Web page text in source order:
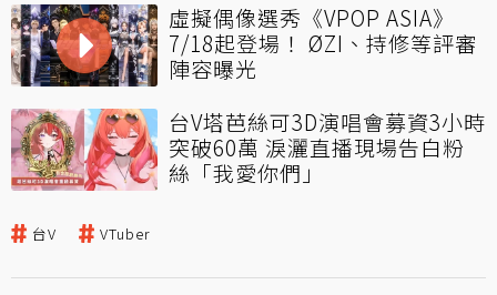
虛擬偶像選秀《VPOP ASIA》
7/18起登場！ ØZI、持修等評審
陣容曝光
台V塔芭絲可3D演唱會募資3小時
突破60萬 淚灑直播現場告白粉
絲「我愛你們」
台V VTuber